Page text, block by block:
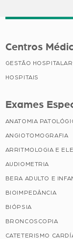
Centros
GESTÃO HOSPITALAR
HOSPITAIS
Exames
ANATOMIA
ANGIOTOMOGRAFIA
ARRITMOLOGIA E
AUDIOMETRIA
BERA ADULTO E
BIOIMPEDÂNCIA
BIÓPSIA
BRONCOSCOPIA
CATETERISMO